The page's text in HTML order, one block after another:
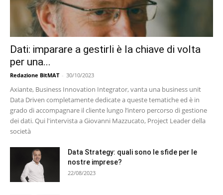
Dati: imparare a gestirli è la chiave di volta
per una...
Redazione BitMAT - 30/10/2023
Axiante, Business Innovation Integrator, vanta una business unit
Data Driven completamente dedicate a queste tematiche ed è in
grado di accompagnare il cliente lungo l’intero percorso di gestione
dei dati. Qui l'intervista a Giovanni Mazzucato, Project Leader della
società
Data Strategy: quali sono le sfide per le
nostre imprese?
22/08/2023